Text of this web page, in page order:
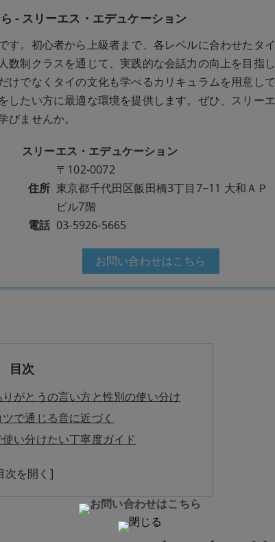
- スリーエス・エデュケーション
す。初心者から上級者まで、各レベルに合わせたタイ
数制クラスを通じて、実践的な会話力の向上を目指し
けでなくタイの文化も学べるカリキュラムを用意して
したい方に最適な環境を提供します。ぜひ、スリーエ
ませんか。
スリーエス・エデュケーション
住所
〒102-0072
東京都千代田区飯田橋3丁目7−11 大和ＡＰ
ビル7階
電話 03-5926-5665
お問い合わせはこちら
目次
がとうの言い方と性別の使い分け
で通じる音に近づく
い分けたい丁寧度ガイド
使えるシーン別フレーズ集